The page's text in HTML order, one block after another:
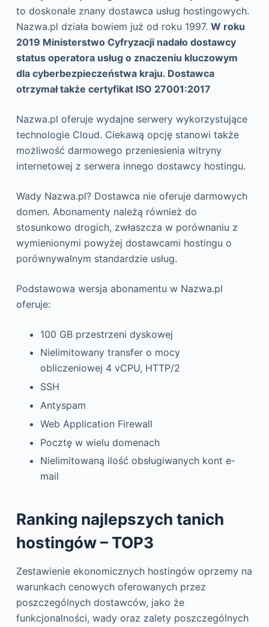
to doskonale znany dostawca usług hostingowych.
Nazwa.pl działa bowiem już od roku 1997. W roku
2019 Ministerstwo Cyfryzacji nadało dostawcy
status operatora usług o znaczeniu kluczowym
dla cyberbezpieczeństwa kraju. Dostawca
otrzymał także certyfikat ISO 27001:2017
Nazwa.pl oferuje wydajne serwery wykorzystujące
technologie Cloud. Ciekawą opcję stanowi także
możliwość darmowego przeniesienia witryny
internetowej z serwera innego dostawcy hostingu.
Wady Nazwa.pl? Dostawca nie oferuje darmowych
domen. Abonamenty należą również do
stosunkowo drogich, zwłaszcza w porównaniu z
wymienionymi powyżej dostawcami hostingu o
porównywalnym standardzie usług.
Podstawowa wersja abonamentu w Nazwa.pl
oferuje:
100 GB przestrzeni dyskowej
Nielimitowany transfer o mocy
obliczeniowej 4 vCPU, HTTP/2
SSH
Antyspam
Web Application Firewall
Pocztę w wielu domenach
Nielimitowaną ilość obsługiwanych kont e-
mail
Ranking najlepszych tanich
hostingów – TOP3
Zestawienie ekonomicznych hostingów oprzemy na
warunkach cenowych oferowanych przez
poszczególnych dostawców, jako że
funkcjonalności, wady oraz zalety poszczególnych